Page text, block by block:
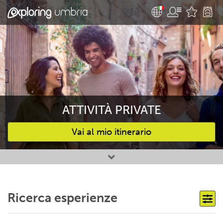
ATTIVITÀ PRIVATE
Vai al mio itinerario
Attività preferite
Ricerca esperienze